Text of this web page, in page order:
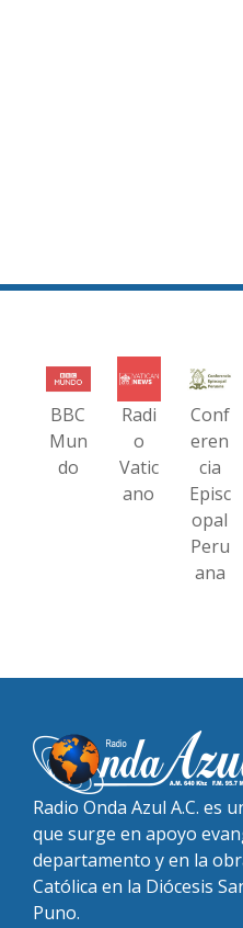
BBC
Mun
do
Radi
o
Vatic
ano
Conf
eren
cia
Episc
opal
Peru
ana
Radio Onda Azul A.C. es
que surge en apoyo
departamento y en la
Católica en la Diócesis
Puno.